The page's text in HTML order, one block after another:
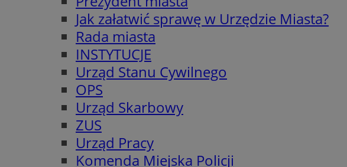
Jak załatwić sprawę w Urzędzie Miasta?
Rada miasta
INSTYTUCJE
Urząd Stanu Cywilnego
OPS
Urząd Skarbowy
ZUS
Urząd Pracy
Komenda Miejska Policji